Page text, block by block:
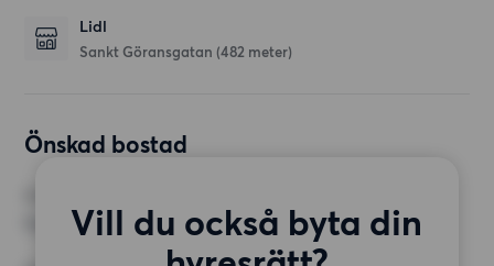
Lidl
Sankt Göransgatan (482 meter)
Önskad bostad
Vill du också byta din